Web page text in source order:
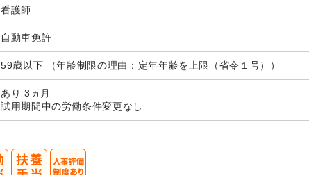
看護師
自動車免許
59歳以下 （年齢制限の理由：定年年齢を上限（省令１号））
あり 3ヵ月
試用期間中の労働条件変更なし